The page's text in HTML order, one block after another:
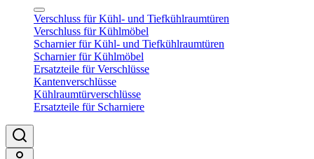
Verschluss für Kühl- und Tiefkühlraumtüren
Verschluss für Kühlmöbel
Scharnier für Kühl- und Tiefkühlraumtüren
Scharnier für Kühlmöbel
Ersatzteile für Verschlüsse
Kantenverschlüsse
Kühlraumtürverschlüsse
Ersatzteile für Scharniere